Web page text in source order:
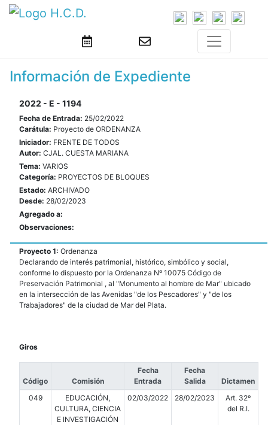
Información de Expediente
2022 - E - 1194
Fecha de Entrada: 25/02/2022
Carátula: Proyecto de ORDENANZA
Iniciador: FRENTE DE TODOS
Autor: CJAL. CUESTA MARIANA
Tema: VARIOS
Categoría: PROYECTOS DE BLOQUES
Estado: ARCHIVADO
Desde: 28/02/2023
Agregado a:
Observaciones:
Proyecto 1: Ordenanza
Declarando de interés patrimonial, histórico, simbólico y social,
conforme lo dispuesto por la Ordenanza Nº 10075 Código de
Preservación Patrimonial , al "Monumento al hombre de Mar" ubicado
en la intersección de las Avenidas "de los Pescadores" y "de los
Trabajadores" de la ciudad de Mar del Plata.
Giros
Código Comisión
Fecha
Entrada
Fecha
Salida
Dictamen
049
EDUCACIÓN,
CULTURA, CIENCIA
E INVESTIGACIÓN
02/03/2022 28/02/2023
Art. 32º
del R.I.